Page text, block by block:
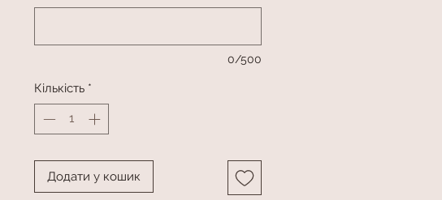
0/500
Кількість *
Додати у кошик